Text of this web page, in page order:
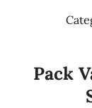
Pack